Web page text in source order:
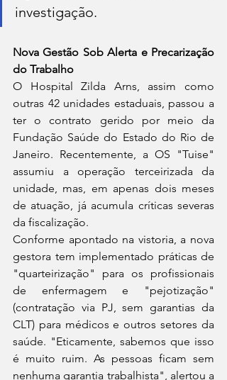
investigação.
Nova Gestão Sob Alerta e Precarização
do Trabalho
O Hospital Zilda Arns, assim como
outras 42 unidades estaduais, passou a
ter o contrato gerido por meio da
Fundação Saúde do Estado do Rio de
Janeiro. Recentemente, a OS "Tuise"
assumiu a operação terceirizada da
unidade, mas, em apenas dois meses
de atuação, já acumula críticas severas
da fiscalização.
Conforme apontado na vistoria, a nova
gestora tem implementado práticas de
"quarteirização" para os profissionais
de enfermagem e "pejotização"
(contratação via PJ, sem garantias da
CLT) para médicos e outros setores da
saúde. "Eticamente, sabemos que isso
é muito ruim. As pessoas ficam sem
nenhuma garantia trabalhista", alertou a